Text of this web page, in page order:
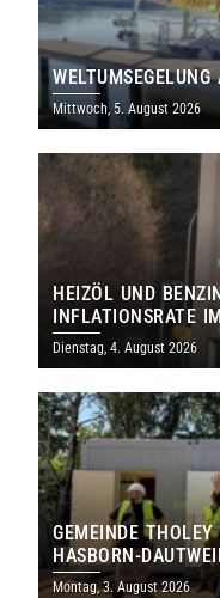
Mittwoch, 5. August 2026
HEIZÖL UND
INFLATIONSRATE
Dienstag, 4. August 2026
GEMEINDE
HASBORN-
MILLIONEN EURO
Montag, 3. August 2026